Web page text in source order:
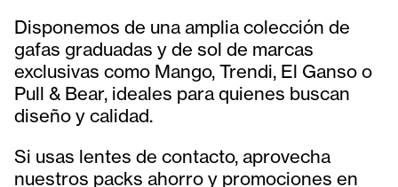
Disponemos de una amplia colección de
gafas graduadas y de sol de marcas
exclusivas como Mango, Trendi, El Ganso o
Pull & Bear, ideales para quienes buscan
diseño y calidad.
Si usas lentes de contacto, aprovecha
nuestros packs ahorro y promociones en